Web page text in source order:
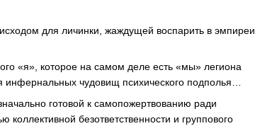
для личинки, жаждущей воспарить в эмпиреи
«я», которое на самом деле есть «мы» легиона
инфернальных чудовищ психического подполья…
готовой к самопожертвованию ради
безответственности и группового